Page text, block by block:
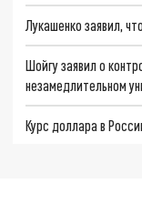
Лукашенко заявил,
Шойгу заявил о
незамедлительном
Курс доллара в